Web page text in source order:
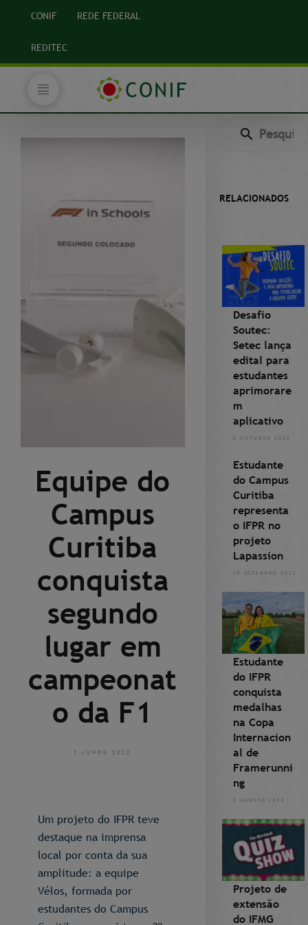
CONIF REDE FEDERAL
REDITEC
Equipe do
Campus
Curitiba
conquista
segundo
lugar em
campeonat
o da F1
7 JUNHO 2022
Um projeto do IFPR teve
destaque na imprensa
local por conta da sua
amplitude: a equipe
Vélos, formada por
estudantes do Campus
RELACIONADOS
Desafio
Soutec:
Setec lança
edital para
estudantes
aprimorare
m
aplicativo
6 OUTUBRO 2022
Estudante
do Campus
Curitiba
representa
o IFPR no
projeto
Lapassion
15 SETEMBRO 2022
Estudante
do IFPR
conquista
medalhas
na Copa
Internacion
al de
Framerunni
ng
3 AGOSTO 2022
Projeto de
extensão
do IFMG